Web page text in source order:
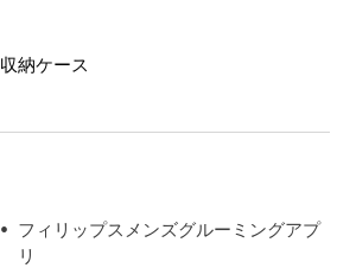
収納ケース
フィリップスメンズグルーミングアプ
リ